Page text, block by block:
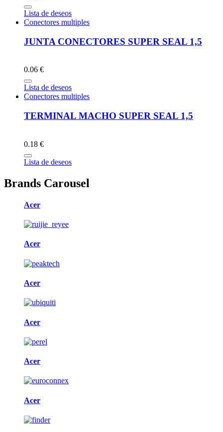
Lista de deseos
Conectores multiples
JUNTA CONECTORES SUPER SEAL 1,5
0.06 €
Lista de deseos
Conectores multiples
TERMINAL MACHO SUPER SEAL 1,5
0.18 €
Lista de deseos
Brands Carousel
Acer
Acer
Acer
Acer
Acer
Acer